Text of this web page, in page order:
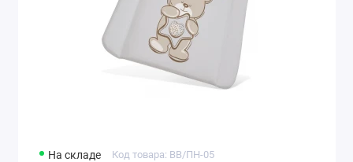
На складе Код товара: BB/ПН-05